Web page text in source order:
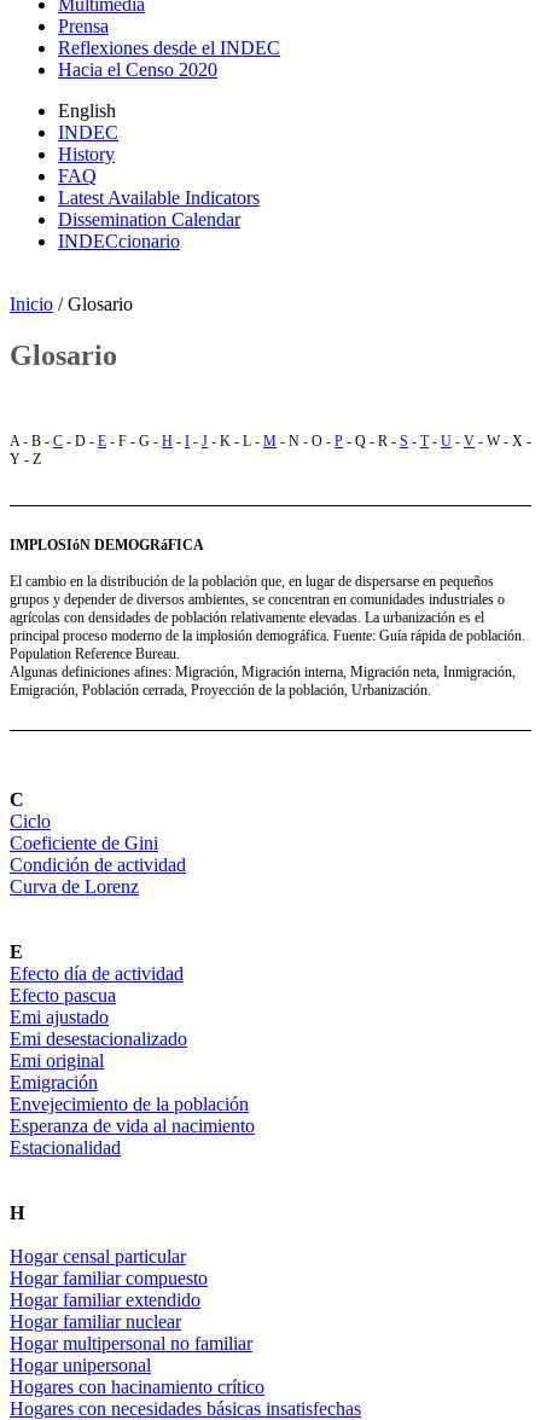
Multimedia
Prensa
Reflexiones desde el INDEC
Hacia el Censo 2020
English
INDEC
History
FAQ
Latest Available Indicators
Dissemination Calendar
INDECcionario
Inicio / Glosario
Glosario
A - B - C - D - E - F - G - H - I - J - K - L - M - N - O - P - Q - R - S - T- U - V - W - X -
Y - Z
IMPLOSIóN DEMOGRáFICA
El cambio en la distribución de la población que, en lugar de dispersarse en pequeños
grupos y depender de diversos ambientes, se concentran en comunidades industriales o
agrícolas con densidades de población relativamente elevadas. La urbanización es el
principal proceso moderno de la implosión demográfica. Fuente: Guía rápida de población.
Population Reference Bureau.
Algunas definiciones afines: Migración, Migración interna, Migración neta, Inmigración,
Emigración, Población cerrada, Proyección de la población, Urbanización.
C
Ciclo
Coeficiente de Gini
Condición de actividad
Curva de Lorenz
E
Efecto día de actividad
Efecto pascua
Emi ajustado
Emi desestacionalizado
Emi original
Emigración
Envejecimiento de la población
Esperanza de vida al nacimiento
Estacionalidad
H
Hogar censal particular
Hogar familiar compuesto
Hogar familiar extendido
Hogar familiar nuclear
Hogar multipersonal no familiar
Hogar unipersonal
Hogares con hacinamiento crítico
Hogares con necesidades básicas insatisfechas